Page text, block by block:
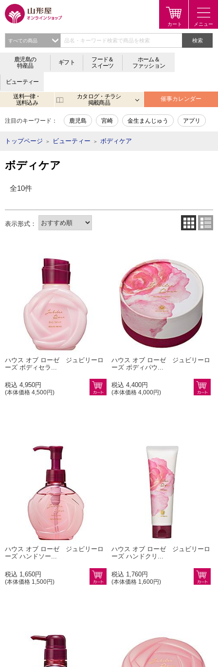
検索
鹿児島の
特産品
ギフト
フード＆
スイーツ
ホーム＆
ファッション
ビューティー
送料一律・
送料込み
カタログ・チラシ
掲載商品
催事カレンダー
注目のキーワード： 鹿児島 宮崎 金生まんじゅう アプリ
トップページ ＞ ビューティー ＞ ボディケア
ボディケア
全10件
ハウス オブ ローゼ ジュビリーロ
ーズ ボディセラ...
税込 4,950円
(本体価格 4,500円)
ハウス オブ ローゼ ジュビリーロ
ーズ ボディパウ...
税込 4,400円
(本体価格 4,000円)
ハウス オブ ローゼ ジュビリーロ
ーズ ハンドソー...
税込 1,650円
(本体価格 1,500円)
ハウス オブ ローゼ ジュビリーロ
ーズ ハンドクリ...
税込 1,760円
(本体価格 1,600円)